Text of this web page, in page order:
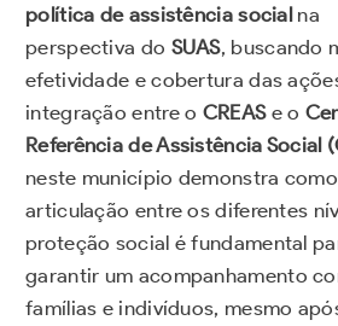
política de assistência socialna
perspectiva do SUAS, buscando
efetividade e cobertura das
integração entre o CREASe o
Referência de Assistência Social
neste município demonstra
articulação entre os diferentes
proteção social é fundamental
garantir um acompanhamento
famílias e indivíduos, mesmo